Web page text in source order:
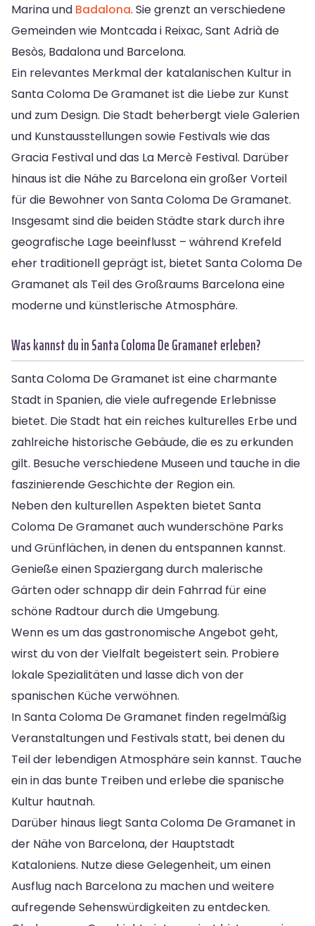
Marina und Badalona. Sie grenzt an verschiedene
Gemeinden wie Montcada i Reixac, Sant Adrià de
Besòs, Badalona und Barcelona.
Ein relevantes Merkmal der katalanischen Kultur in
Santa Coloma De Gramanet ist die Liebe zur Kunst
und zum Design. Die Stadt beherbergt viele Galerien
und Kunstausstellungen sowie Festivals wie das
Gracia Festival und das La Mercè Festival. Darüber
hinaus ist die Nähe zu Barcelona ein großer Vorteil
für die Bewohner von Santa Coloma De Gramanet.
Insgesamt sind die beiden Städte stark durch ihre
geografische Lage beeinflusst – während Krefeld
eher traditionell geprägt ist, bietet Santa Coloma De
Gramanet als Teil des Großraums Barcelona eine
moderne und künstlerische Atmosphäre.
Was kannst du in Santa Coloma De Gramanet erleben?
Santa Coloma De Gramanet ist eine charmante
Stadt in Spanien, die viele aufregende Erlebnisse
bietet. Die Stadt hat ein reiches kulturelles Erbe und
zahlreiche historische Gebäude, die es zu erkunden
gilt. Besuche verschiedene Museen und tauche in die
faszinierende Geschichte der Region ein.
Neben den kulturellen Aspekten bietet Santa
Coloma De Gramanet auch wunderschöne Parks
und Grünflächen, in denen du entspannen kannst.
Genieße einen Spaziergang durch malerische
Gärten oder schnapp dir dein Fahrrad für eine
schöne Radtour durch die Umgebung.
Wenn es um das gastronomische Angebot geht,
wirst du von der Vielfalt begeistert sein. Probiere
lokale Spezialitäten und lasse dich von der
spanischen Küche verwöhnen.
In Santa Coloma De Gramanet finden regelmäßig
Veranstaltungen und Festivals statt, bei denen du
Teil der lebendigen Atmosphäre sein kannst. Tauche
ein in das bunte Treiben und erlebe die spanische
Kultur hautnah.
Darüber hinaus liegt Santa Coloma De Gramanet in
der Nähe von Barcelona, ​​der Hauptstadt
Kataloniens. Nutze diese Gelegenheit, um einen
Ausflug nach Barcelona zu machen und weitere
aufregende Sehenswürdigkeiten zu entdecken.